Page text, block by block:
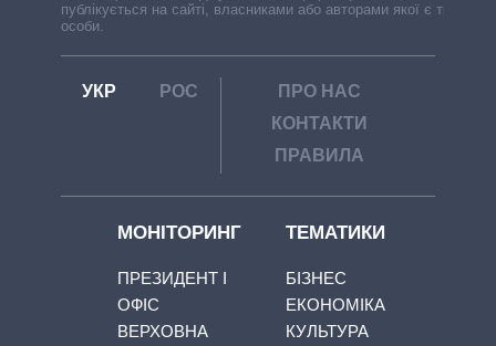
публікується на сайті, власниками або авторами якої є треті
особи.
УКР РОС
ПРО НАС
КОНТАКТИ
ПРАВИЛА
МОНІТОРИНГ
ПРЕЗИДЕНТ І
ОФІС
ВЕРХОВНА
ТЕМАТИКИ
БІЗНЕС
ЕКОНОМІКА
КУЛЬТУРА